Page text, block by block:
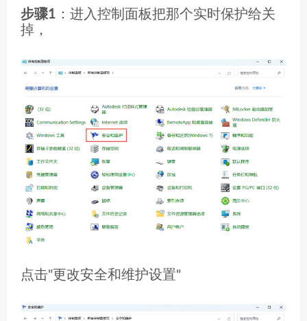
步骤1 ：进入控制面板把那个实时保护给关
掉，
点击"更改安全和维护设置"